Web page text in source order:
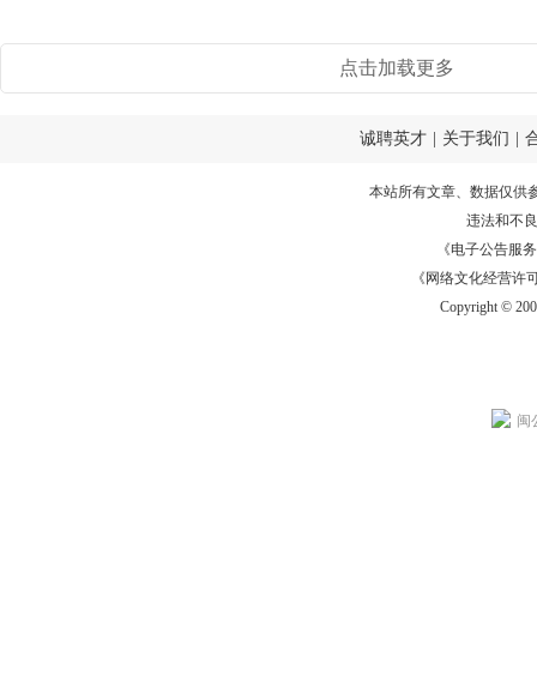
点击加载更多
诚聘英才 关于我们
本站所有文章、数据仅供
违法和不
《电子公告服务
《网络文化经营许
Copyright ©
闽